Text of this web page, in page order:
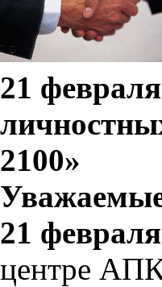
21
2100»
21
центре